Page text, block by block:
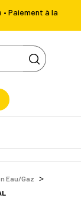
Paiement à la
Eau/Gaz